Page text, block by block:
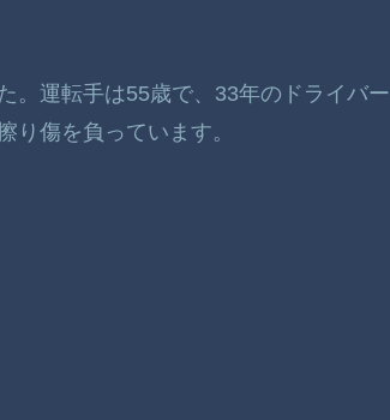
。運転手は55歳で、33年のドライバー
傷を負っています。